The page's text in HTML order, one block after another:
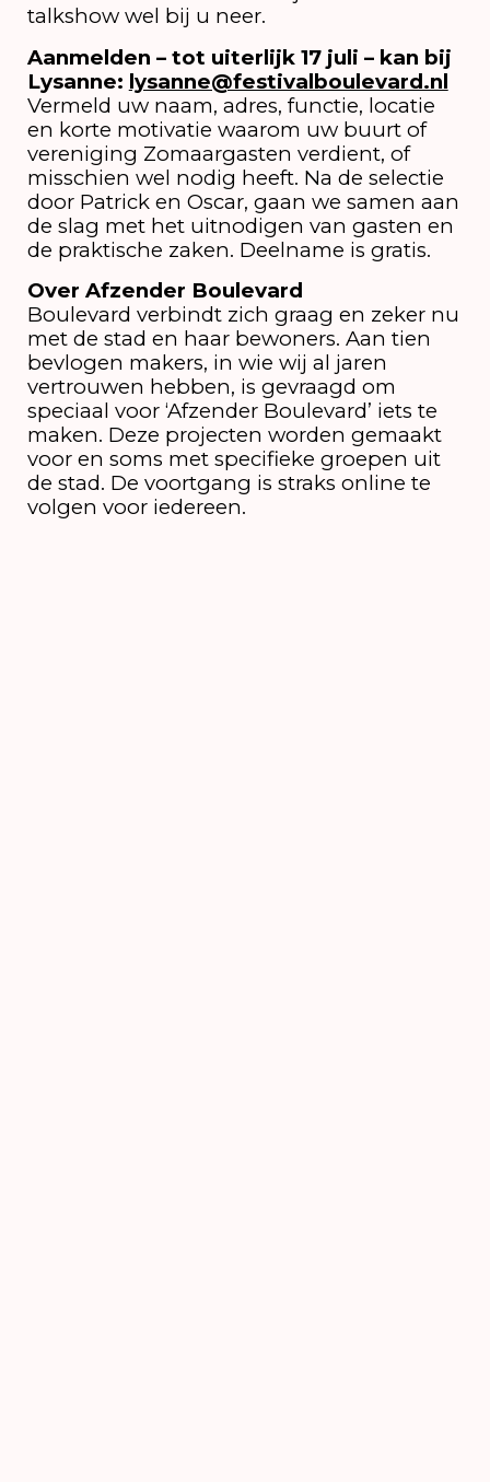
talkshow wel bij u neer.
Aanmelden – tot uiterlijk 17 juli – kan bij
Lysanne: lysanne@festivalboulevard.nl
Vermeld uw naam, adres, functie, locatie
en korte motivatie waarom uw buurt of
vereniging Zomaargasten verdient, of
misschien wel nodig heeft. Na de selectie
door Patrick en Oscar, gaan we samen aan
de slag met het uitnodigen van gasten en
de praktische zaken. Deelname is gratis.
Over Afzender Boulevard
Boulevard verbindt zich graag en zeker nu
met de stad en haar bewoners. Aan tien
bevlogen makers, in wie wij al jaren
vertrouwen hebben, is gevraagd om
speciaal voor ‘Afzender Boulevard’ iets te
maken. Deze projecten worden gemaakt
voor en soms met specifieke groepen uit
de stad. De voortgang is straks online te
volgen voor iedereen.